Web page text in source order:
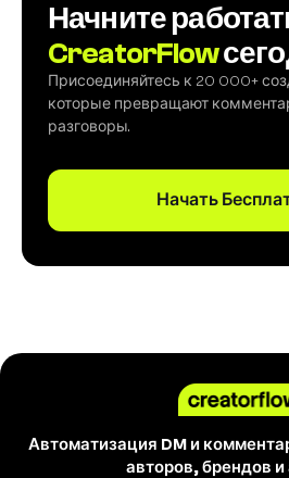
Начните
CreatorFlow
Присоединяйтесь к 20 000+
которые превращают
разговоры.
Начать
Автоматизация DM и
авторов, брендов и